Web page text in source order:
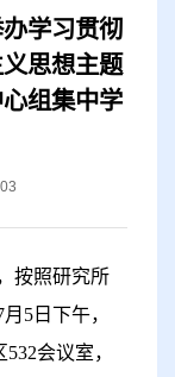
学习贯彻
思想主题
组集中学
按照研究所
月 5日下午，
532会议室，